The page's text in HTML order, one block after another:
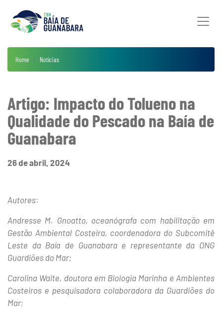
Home Notícias
Artigo: Impacto do Tolueno na
Qualidade do Pescado na Baía de
Guanabara
26 de abril, 2024
Autores:
Andresse M. Gnoatto, oceanógrafa com habilitação em
Gestão Ambiental Costeira, coordenadora do Subcomitê
Leste da Baía de Guanabara e representante da ONG
Guardiões do Mar;
Carolina Waite, doutora em Biologia Marinha e Ambientes
Costeiros e pesquisadora colaboradora da Guardiões do
Mar;